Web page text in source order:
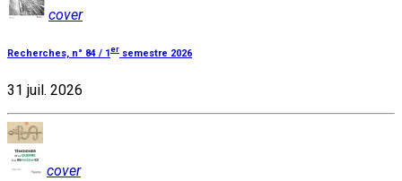
cover
Recherches, n° 84 / 1 er semestre 2026
31 juil. 2026
cover